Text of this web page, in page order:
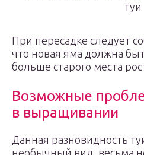
туи
При пересадке следует
что новая яма должна
больше старого места
Возможные
в выращивании
Данная разновидность
необычный вид, весьма